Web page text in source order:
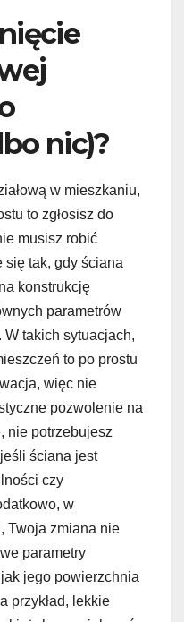
nic)?
w mieszkaniu,
to zgłosisz do
musisz robić
się tak, gdy ściana
konstrukcję
parametrów
takich sytuacjach,
to po prostu
więc nie
pozwolenie na
nie potrzebujesz
ściana jest
czy
w
Twoja zmiana nie
parametry
jego powierzchnia
przykład, lekkie